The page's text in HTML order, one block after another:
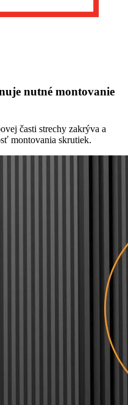
nutné montovanie
časti strechy zakrýva a
montovania skrutiek.